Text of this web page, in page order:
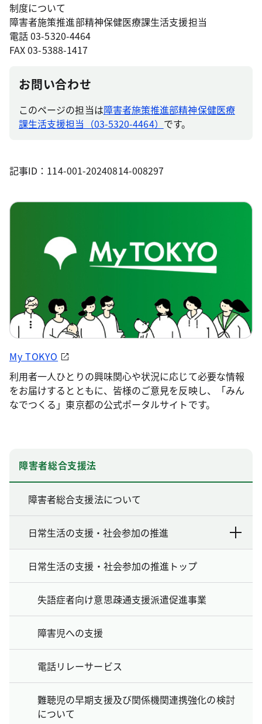
制度について
障害者施策推進部精神保健医療課生活支援担当
電話 03-5320-4464
FAX 03-5388-1417
お問い合わせ
このページの担当は障害者施策推進部精神保健医療
課生活支援担当（03-5320-4464） です。
記事ID：114-001-20240814-008297
My TOKYO
利用者一人ひとりの興味関心や状況に応じて必要な情報
をお届けするとともに、皆様のご意見を反映し、「みん
なでつくる」東京都の公式ポータルサイトです。
障害者総合支援法
障害者総合支援法について
日常生活の支援・社会参加の推進
日常生活の支援・社会参加の推進トップ
失語症者向け意思疎通支援派遣促進事業
障害児への支援
電話リレーサービス
難聴児の早期支援及び関係機関連携強化の検討
について